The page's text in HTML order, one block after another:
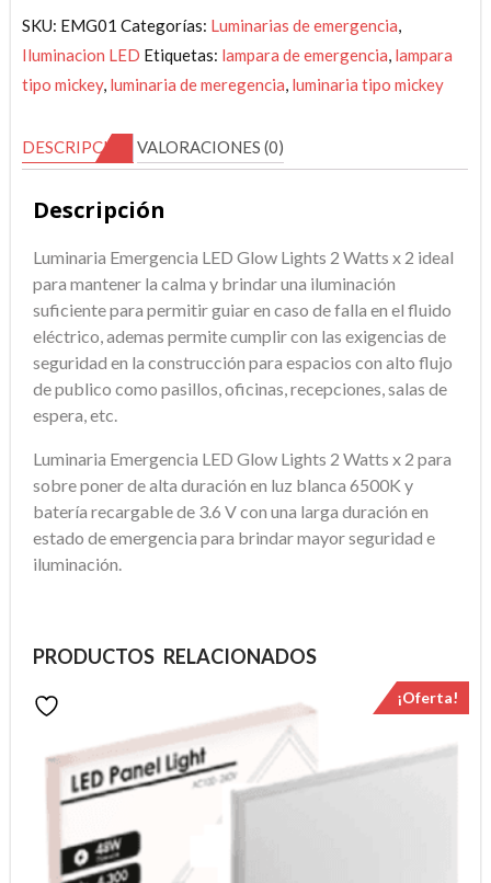
SKU: EMG01 Categorías: Luminarias de emergencia
Iluminacion LED Etiquetas: lampara de emergencia lampara
tipo mickey, luminaria de meregencia luminaria tipo mickey
DESCRIPCIÓN VALORACIONES (0)
Descripción
Luminaria Emergencia LED Glow Lights 2 Watts x 2 ideal
para mantener la calma y brindar una iluminación
suficiente para permitir guiar en caso de falla en el fluido
eléctrico, ademas permite cumplir con las exigencias de
seguridad en la construcción para espacios con alto flujo
de publico como pasillos, oficinas, recepciones, salas de
espera, etc.
Luminaria Emergencia LED Glow Lights 2 Watts x 2 para
sobre poner de alta duración en luz blanca 6500K y
batería recargable de 3.6 V con una larga duración en
estado de emergencia para brindar mayor seguridad e
iluminación.
PRODUCTOS RELACIONADOS
¡Oferta!